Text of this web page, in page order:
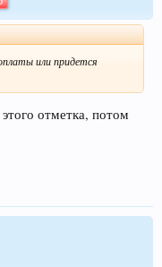
или придется
отметка, потом